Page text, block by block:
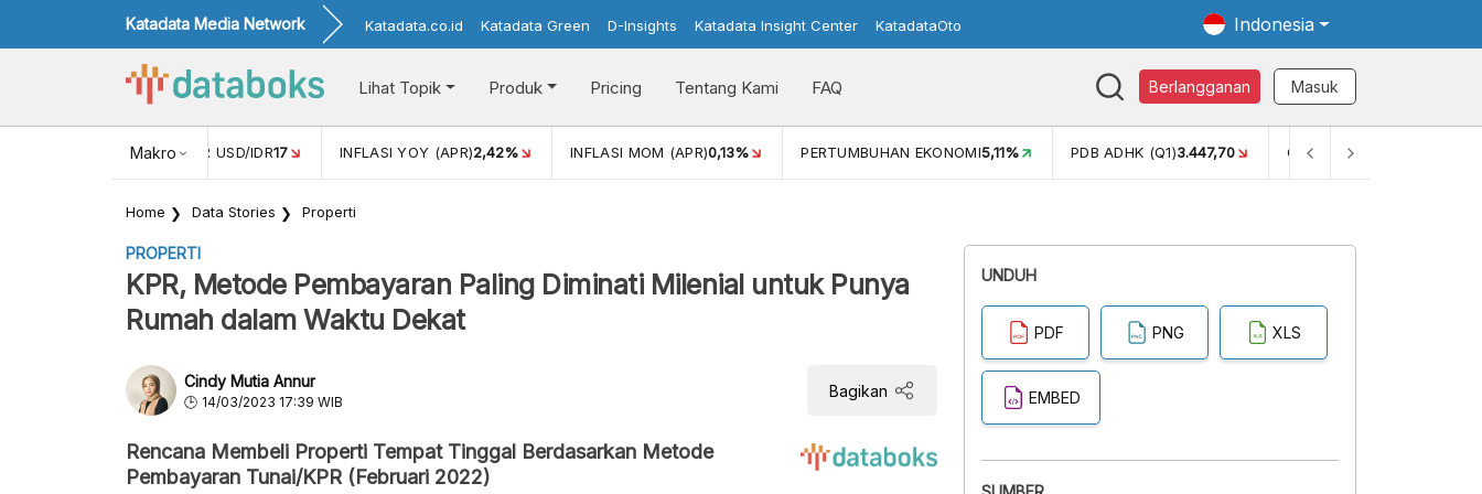
Katadata Media Network Katadata.co.id Katadata Green D-Insights Katadata Insight Center KatadataOto Indonesia
Lihat Topik Produk Pricing Tentang Kami FAQ Berlangganan Masuk
Makro
NILAI TUKAR USD/IDR17 INFLASI YOY (APR)2,42% INFLASI MOM (APR)0,13% PERTUMBUHAN EKONOMI5,11% PDB ADHK (Q1)3.447,70 GINI RASIO (SEM2)
Home Data Stories Properti
PROPERTI
KPR, Metode Pembayaran Paling Diminati Milenial untuk Punya
Rumah dalam Waktu Dekat
Cindy Mutia Annur
14/03/2023 17:39 WIB
Bagikan
Rencana Membeli Properti Tempat Tinggal Berdasarkan Metode
Pembayaran Tunai/KPR (Februari 2022)
UNDUH
PDF PNG XLS
EMBED